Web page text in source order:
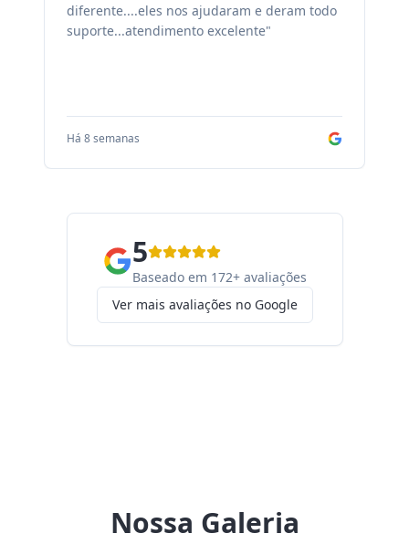
diferente....eles nos ajudaram e deram todo
suporte...atendimento excelente"
Há 8 semanas
5
Baseado em 172+ avaliações
Ver mais avaliações no Google
Nossa Galeria